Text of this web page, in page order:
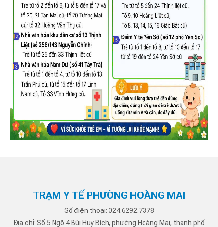
TRẠM Y TẾ PHƯỜNG HOÀNG MAI
Số điện thoại: 024.6292.7378
Địa chỉ: Số 5 Ngõ 4 Bùi Huy Bích, phường Hoàng Mai, thành phố